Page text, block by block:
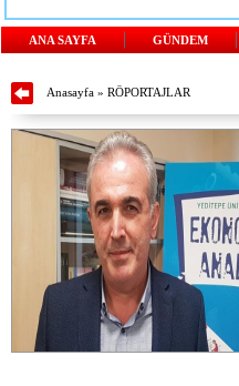
ANA SAYFA GÜNDEM
Anasayfa » RÖPORTAJLAR